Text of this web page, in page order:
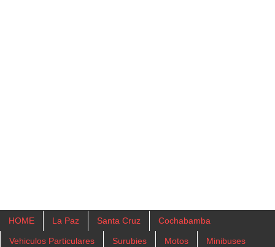
HOME La Paz Santa Cruz Cochabamba
Vehiculos Particulares Surubies Motos Minibuses